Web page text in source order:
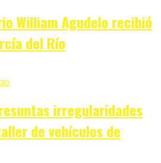
William Agudelo recibió
del Río
irregularidades
de vehículos de